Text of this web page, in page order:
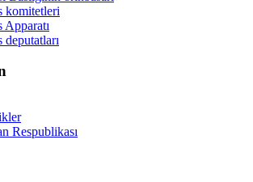
komitetleri
Apparatı
deputatları
Respublikası